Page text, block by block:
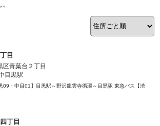
目
区青葉台２丁目
目黒駅
09・中目01】目黒駅～野沢龍雲寺循環～目黒駅 東急バス【渋
丁目